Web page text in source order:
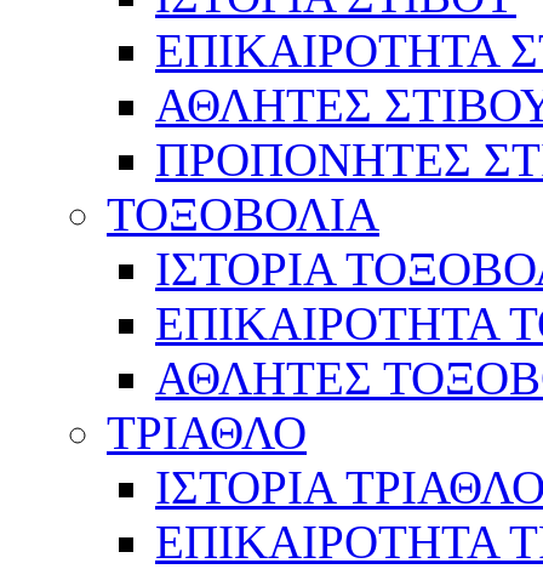
ΕΠΙΚΑΙΡΟΤΗΤΑ
ΑΘΛΗΤΕΣ
ΠΡΟΠΟΝΗΤΕΣ
ΤΟΞΟΒΟΛΙΑ
ΙΣΤΟΡΙΑ
ΕΠΙΚΑΙΡΟΤΗΤΑ
ΑΘΛΗΤΕΣ
ΤΡΙΑΘΛΟ
ΙΣΤΟΡΙΑ
ΕΠΙΚΑΙΡΟΤΗΤΑ